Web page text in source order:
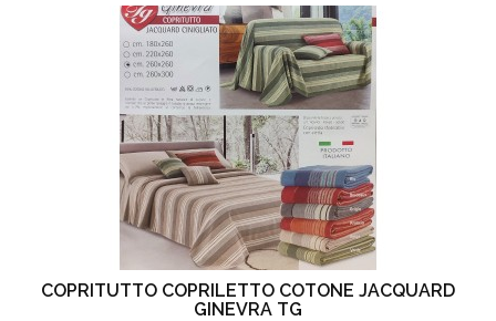
COPRITUTTO COPRILETTO COTONE JACQUARD
GINEVRA TG